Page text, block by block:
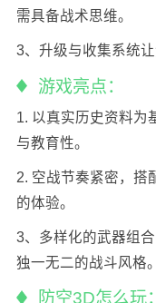
需具备战术思维。
3、升级与收集系统
游戏亮点：
1. 以真实历史资料为
与教育性。
2. 空战节奏紧密，搭
的体验。
3、多样化的武器组
独一无二的战斗风格。
防空3D怎么玩：